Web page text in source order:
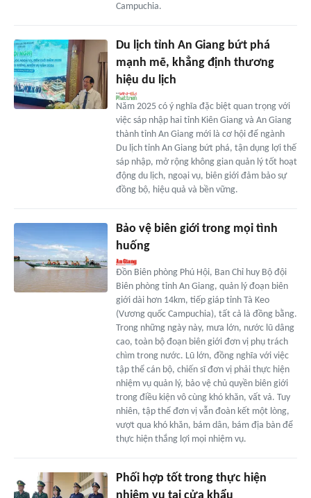
Campuchia.
Du lịch tỉnh An Giang bứt phá
mạnh mẽ, khẳng định thương
hiệu du lịch
Năm 2025 có ý nghĩa đặc biệt quan trọng với
việc sáp nhập hai tỉnh Kiên Giang và An Giang
thành tỉnh An Giang mới là cơ hội để ngành
Du lịch tỉnh An Giang bứt phá, tận dụng lợi thế
sáp nhập, mở rộng không gian quản lý tốt hoạt
động du lịch, ngoại vụ, biên giới đảm bảo sự
đồng bộ, hiệu quả và bền vững.
Bảo vệ biên giới trong mọi tình
huống
Đồn Biên phòng Phú Hội, Ban Chỉ huy Bộ đội
Biên phòng tỉnh An Giang, quản lý đoạn biên
giới dài hơn 14km, tiếp giáp tỉnh Tà Keo
(Vương quốc Campuchia), tất cả là đồng bằng.
Trong những ngày này, mưa lớn, nước lũ dâng
cao, toàn bộ đoạn biên giới đơn vị phụ trách
chìm trong nước. Lũ lớn, đồng nghĩa với việc
tập thể cán bộ, chiến sĩ đơn vị phải thực hiện
nhiệm vụ quản lý, bảo vệ chủ quyền biên giới
trong điều kiện vô cùng khó khăn, vất vả. Tuy
nhiên, tập thể đơn vị vẫn đoàn kết một lòng,
vượt qua khó khăn, bám dân, bám địa bàn để
thực hiện thắng lợi mọi nhiệm vụ.
Phối hợp tốt trong thực hiện
nhiệm vụ tại cửa khẩu